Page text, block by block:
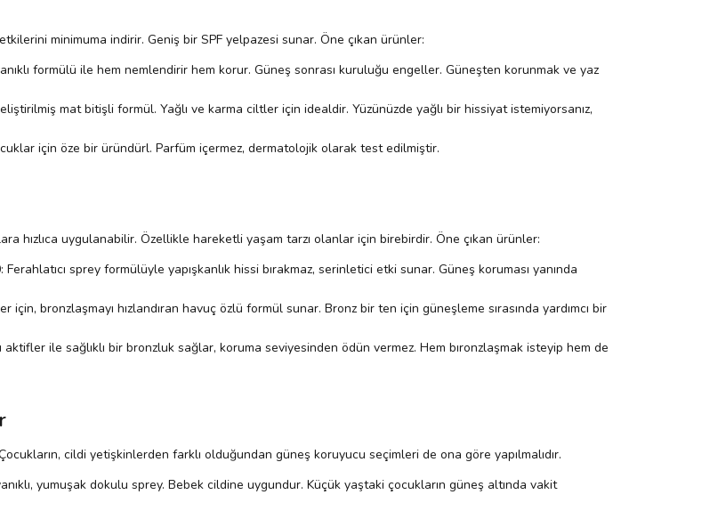
minimuma indirir. Geniş bir SPF yelpazesi sunar. Öne çıkan ürünler:
formülü ile hem nemlendirir hem korur. Güneş sonrası kuruluğu engeller. Güneşten korunmak ve yaz
mat bitişli formül. Yağlı ve karma ciltler için idealdir. Yüzünüzde yağlı bir hissiyat istemiyorsanız,
için öze bir üründürl. Parfüm içermez, dermatolojik olarak test edilmiştir.
hızlıca uygulanabilir. Özellikle hareketli yaşam tarzı olanlar için birebirdir. Öne çıkan ürünler:
sprey formülüyle yapışkanlık hissi bırakmaz, serinletici etki sunar. Güneş koruması yanında
bronzlaşmayı hızlandıran havuç özlü formül sunar. Bronz bir ten için güneşleme sırasında yardımcı bir
aktifler ile sağlıklı bir bronzluk sağlar, koruma seviyesinden ödün vermez. Hem bıronzlaşmak isteyip hem de
cildi yetişkinlerden farklı olduğundan güneş koruyucu seçimleri de ona göre yapılmalıdır.
yumuşak dokulu sprey. Bebek cildine uygundur. Küçük yaştaki çocukların güneş altında vakit